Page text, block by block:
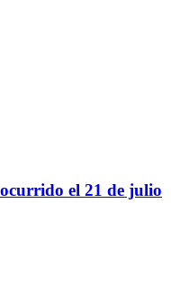
el 21 de julio